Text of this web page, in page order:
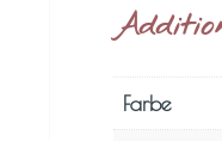
Farbe